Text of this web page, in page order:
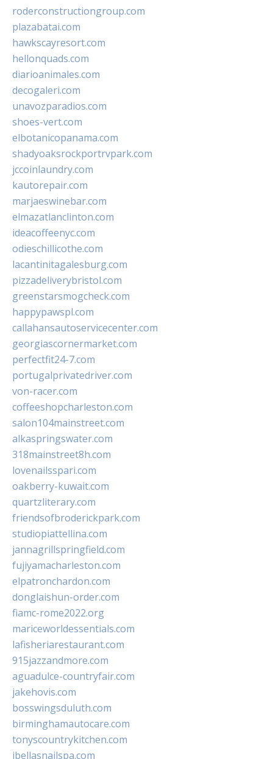
roderconstructiongroup.com
plazabatai.com
hawkscayresort.com
hellonquads.com
diarioanimales.com
decogaleri.com
unavozparadios.com
shoes-vert.com
elbotanicopanama.com
shadyoaksrockportrvpark.com
jccoinlaundry.com
kautorepair.com
marjaeswinebar.com
elmazatlanclinton.com
ideacoffeenyc.com
odieschillicothe.com
lacantinitagalesburg.com
pizzadeliverybristol.com
greenstarsmogcheck.com
happypawspl.com
callahansautoservicecenter.com
georgiascornermarket.com
perfectfit24-7.com
portugalprivatedriver.com
von-racer.com
coffeeshopcharleston.com
salon104mainstreet.com
alkaspringswater.com
318mainstreet8h.com
lovenailsspari.com
oakberry-kuwait.com
quartzliterary.com
friendsofbroderickpark.com
studiopiattellina.com
jannagrillspringfield.com
fujiyamacharleston.com
elpatronchardon.com
donglaishun-order.com
fiamc-rome2022.org
mariceworldessentials.com
lafisheriarestaurant.com
915jazzandmore.com
aguadulce-countryfair.com
jakehovis.com
bosswingsduluth.com
birminghamautocare.com
tonyscountrykitchen.com
jbellasnailspa.com